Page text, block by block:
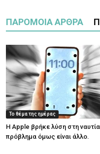
ΠΑΡΟΜΟΙΑ ΑΡΘΡΑ
Το θέμα της ημέρας
Η Apple βρήκε λύση στη
πρόβλημα όμως είναι άλλο.